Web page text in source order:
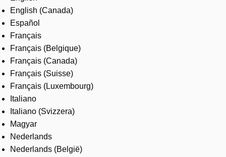
English (Canada)
Español
Français
Français (Belgique)
Français (Canada)
Français (Suisse)
Français (Luxembourg)
Italiano
Italiano (Svizzera)
Magyar
Nederlands
Nederlands (België)